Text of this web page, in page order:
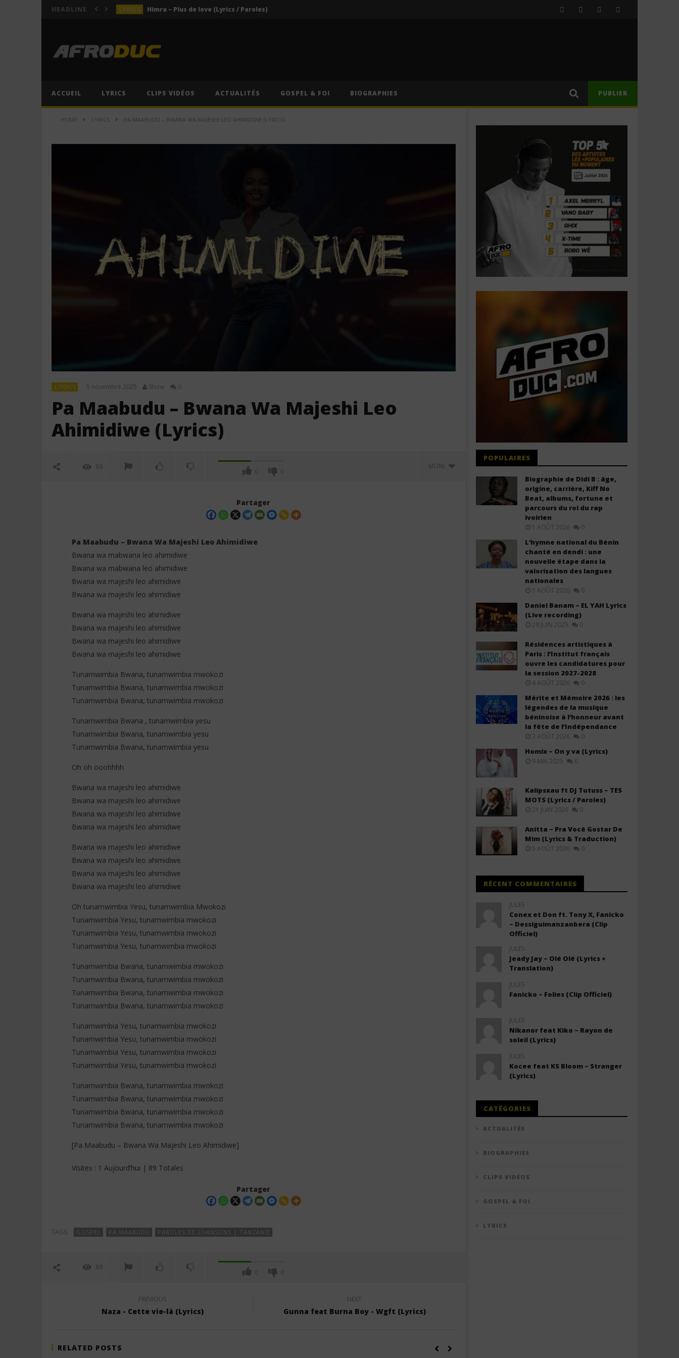
HEADLINE LYRICS Himra – Plus de love (Lyrics / Paroles)
LYRICS
ACCUEIL
LYRICS CLIPS VIDÉOS ACTUALITÉS GOSPEL & FOI BIOGRAPHIES PUBLIER
HOME LYRICS PA MAABUDU – BWANA WA MAJESHI LEO AHIMIDIWE (LYRICS)
LYRICS 5 novembre 2025 Stone 0
Pa Maabudu – Bwana Wa Majeshi Leo
Ahimidiwe (Lyrics)
89
0 0
MORE
Pa Maabudu – Bwana Wa Majeshi
novembre
2025
Stone
Faveur Mukoko feat Morijah - Ma
Saison de Gloire (Lyrics +
Translation)
Stone
Saint Esprit Je T'aime
2025
Stone
Partager
Pa Maabudu – Bwana Wa Majeshi Leo Ahimidiwe
Bwana wa mabwana leo ahimidiwe
Bwana wa mabwana leo ahimidiwe
Bwana wa majeshi leo ahimidiwe
Bwana wa majeshi leo ahimidiwe
Bwana wa majeshi leo ahimidiwe
Bwana wa majeshi leo ahimidiwe
Bwana wa majeshi leo ahimidiwe
Bwana wa majeshi leo ahimidiwe
Tunamwimbia Bwana, tunamwimbia mwokozi
Tunamwimbia Bwana, tunamwimbia mwokozi
Tunamwimbia Bwana, tunamwimbia mwokozi
Tunamwimbia Bwana , tunamwimbia yesu
Tunamwimbia Bwana, tunamwimbia yesu
Tunamwimbia Bwana, tunamwimbia yesu
Oh oh ooohhhh
Bwana wa majeshi leo ahimidiwe
Bwana wa majeshi leo ahimidiwe
Bwana wa majeshi leo ahimidiwe
Bwana wa majeshi leo ahimidiwe
Bwana wa majeshi leo ahimidiwe
Bwana wa majeshi leo ahimidiwe
Bwana wa majeshi leo ahimidiwe
Bwana wa majeshi leo ahimidiwe
Oh tunamwimbia Yesu, tunamwimbia Mwokozi
Tunamwimbia Yesu, tunamwimbia mwokozi
Tunamwimbia Yesu, tunamwimbia mwokozi
Tunamwimbia Yesu, tunamwimbia mwokozi
Tunamwimbia Bwana, tunamwimbia mwokozi
Tunamwimbia Bwana, tunamwimbia mwokozi
Tunamwimbia Bwana, tunamwimbia mwokozi
Tunamwimbia Bwana, tunamwimbia mwokozi
Tunamwimbia Yesu, tunamwimbia mwokozi
Tunamwimbia Yesu, tunamwimbia mwokozi
Tunamwimbia Yesu, tunamwimbia mwokozi
Tunamwimbia Yesu, tunamwimbia mwokozi
Tunamwimbia Bwana, tunamwimbia mwokozi
Tunamwimbia Bwana, tunamwimbia mwokozi
Tunamwimbia Bwana, tunamwimbia mwokozi
Tunamwimbia Bwana, tunamwimbia mwokozi
[Pa Maabudu – Bwana Wa Majeshi Leo Ahimidiwe]
Visites : 1 Aujourd’hui | 89 Totales
Partager
TAGS: GOSPEL PA MAABUDU PAROLES DE CHANSONS | TANZANIE
89
0 0
PREVIOUS
Naza - Cette vie-là (Lyrics)
NEXT
Gunna feat Burna Boy - Wgft (Lyrics)
RELATED POSTS
POPULAIRES
Biographie de Didi B : âge,
origine, carrière, Kiff No
Beat, albums, fortune et
parcours du roi du rap
ivoirien
1 AOÛT 2026 0
L’hymne national du Bénin
chanté en dendi : une
nouvelle étape dans la
valorisation des langues
nationales
1 AOÛT 2026 0
Daniel Banam – EL YAH Lyrics
(Live recording)
29 JUIN 2025 0
Résidences artistiques à
Paris : l’Institut français
ouvre les candidatures pour
la session 2027-2028
4 AOÛT 2026 0
Mérite et Mémoire 2026 : les
légendes de la musique
béninoise à l’honneur avant
la fête de l’Indépendance
3 AOÛT 2026 0
Homix – On y va (Lyrics)
9 MAI 2025 0
Kalipsxau ft DJ Tutuss – TES
MOTS (Lyrics / Paroles)
21 JUIN 2026 0
Anitta – Pra Você Gostar De
Mim (Lyrics & Traduction)
5 AOÛT 2026 0
RÉCENT COMMENTAIRES
JULES
Conex et Don ft. Tony X, Fanicko
– Dessiguimanzanbera (Clip
Officiel)
JULES
Jeady Jay – Olé Olé (Lyrics +
Translation)
JULES
Fanicko – Folies (Clip Officiel)
JULES
Nikanor feat Kiko – Rayon de
soleil (Lyrics)
JULES
Kocee feat KS Bloom – Stranger
(Lyrics)
CATÉGORIES
ACTUALITÉS
BIOGRAPHIES
CLIPS VIDÉOS
GOSPEL & FOI
LYRICS